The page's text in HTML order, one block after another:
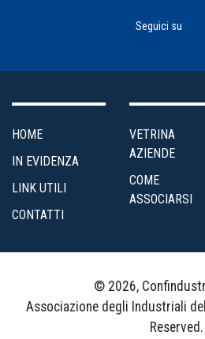
Internazionalizzazione
Marketing
e
Servizi
Soci
Organizzazione
Seguici su
HOME
IN EVIDENZA
LINK UTILI
CONTATTI
VETRINA
AZIENDE
COME
ASSOCIARSI
© 2026,
Associazione degli Industriali
Reserved.